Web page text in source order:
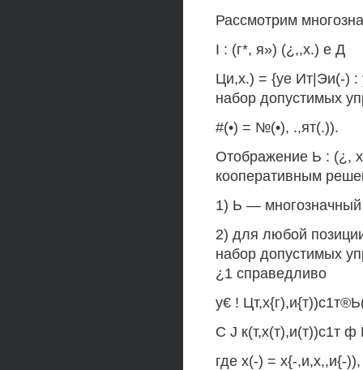
Рассмотрим
I : (г*, я») (¿,,х.) е Д
Ци,х.) = {уе Ит|Эи(-)
набор допустимых
#(•) = №(•), .,ят(.)).
Отображение Ь : (¿,
кооперативным
1) Ь —
2) для любой
набор допустимых
¿1 справедливо
у€ !
С J к(т,х(т),и(т))с1т ф
где х(-) = х{-,и,х,,и{-